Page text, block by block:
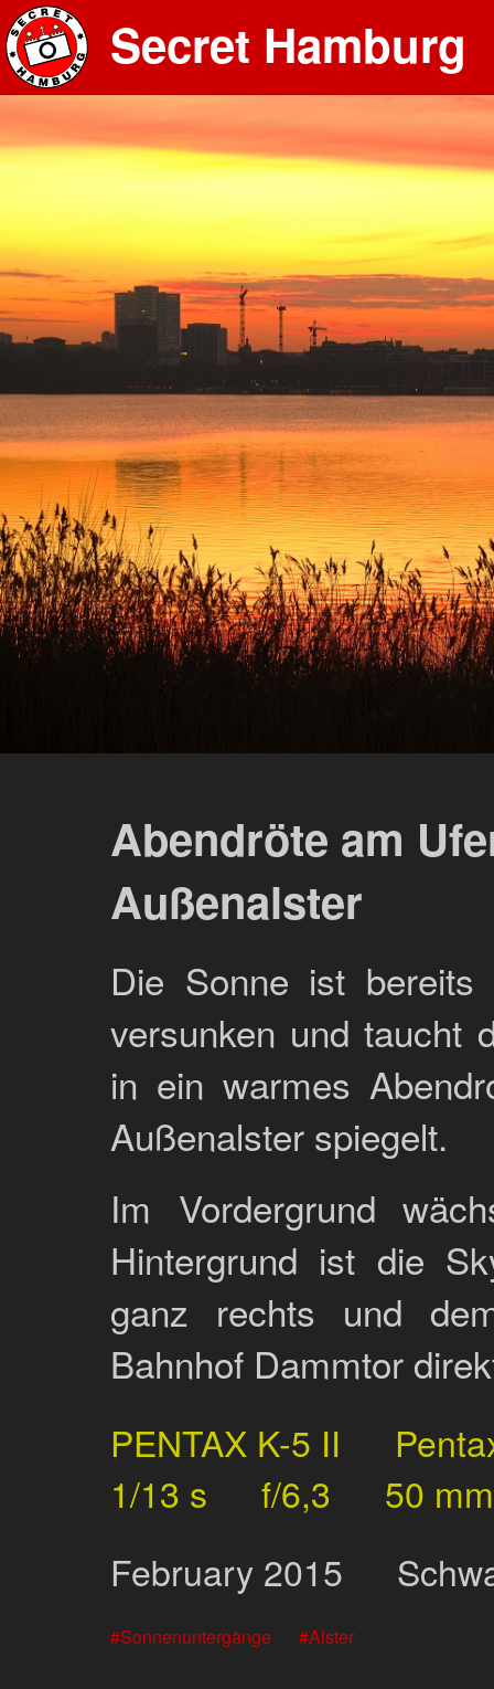
Secret Hamburg
Abendröte am
Außenalster
Die Sonne ist
versunken und taucht
in ein warmes
Außenalster spiegelt.
Im Vordergrund
Hintergrund ist die
ganz rechts und
Bahnhof Dammtor
PENTAX K-5 II
1/13 s
f/6,3
50 mm
February 2015
Sonnenuntergänge Alster